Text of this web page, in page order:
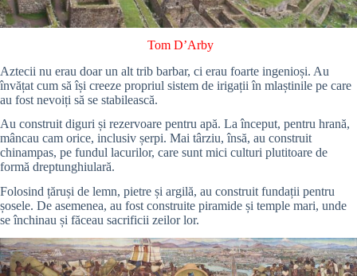
Tom D’Arby
Aztecii nu erau doar un alt trib barbar, ci erau foarte ingenioși. Au
învățat cum să își creeze propriul sistem de irigații în mlaștinile pe care
au fost nevoiți să se stabilească.
Au construit diguri și rezervoare pentru apă. La început, pentru hrană,
mâncau cam orice, inclusiv șerpi. Mai târziu, însă, au construit
chinampas, pe fundul lacurilor, care sunt mici culturi plutitoare de
formă dreptunghiulară.
Folosind țăruși de lemn, pietre și argilă, au construit fundații pentru
șosele. De asemenea, au fost construite piramide și temple mari, unde
se închinau și făceau sacrificii zeilor lor.